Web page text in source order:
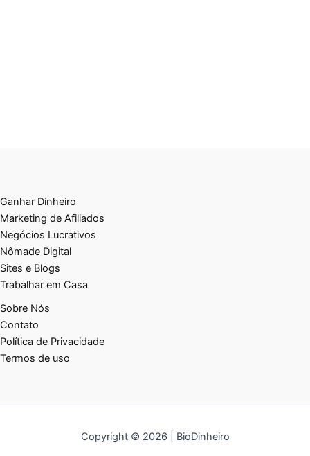
Ganhar Dinheiro
Marketing de Afiliados
Negócios Lucrativos
Nômade Digital
Sites e Blogs
Trabalhar em Casa
Sobre Nós
Contato
Política de Privacidade
Termos de uso
Copyright © 2026 | BioDinheiro